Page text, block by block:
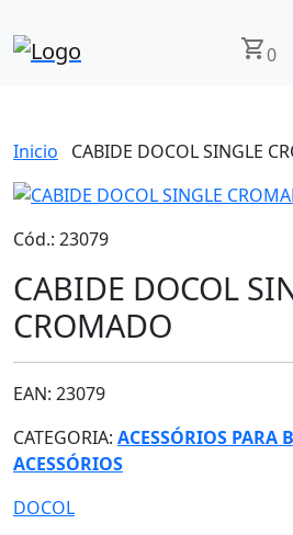
shopping_cart0
Inicio CABIDE DOCOL SINGLE
Cód.: 23079
CABIDE DOCOL
CROMADO
EAN: 23079
CATEGORIA: ACESSÓRIOS PARA
ACESSÓRIOS
DOCOL